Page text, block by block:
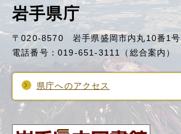
岩手県庁
〒020-8570 岩手県盛岡市内丸10番1号
電話番号：019-651-3111（総合案内）
県庁へのアクセス